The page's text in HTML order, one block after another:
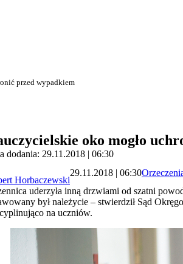
przed wypadkiem
oko mogło
dodania: 29.11.2018 | 06:30
Horbaczewski
29.11.2018 | 06:30
uderzyła inną drzwiami od szatni
był należycie – stwierdził Sąd
na uczniów.